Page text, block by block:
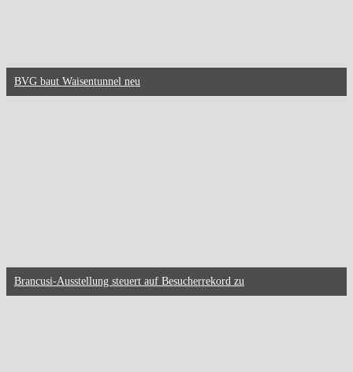
BVG baut Waisentunnel neu
Brancusi-Ausstellung steuert auf Besucherrekord zu